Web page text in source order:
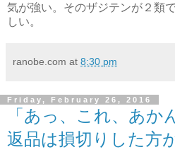
気が強い。そのザジテンが２類
しい。
ranobe.com at 8:30 pm
Friday, February 26, 2016
「あっ、これ、あ
返品は損切りした方